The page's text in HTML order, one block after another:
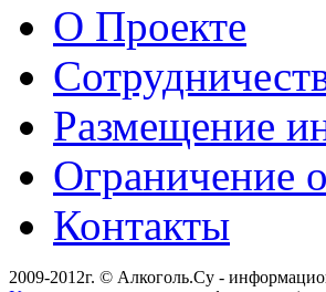
О Проекте
Размещение
Ограничение
Контакты
2009-2012г. © Алкоголь.Су -